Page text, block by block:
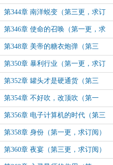
订阅）
第344章 南洋蜕变（第三更，求订
阅）
第346章 使命的召唤（第一更，求
订阅）
第348章 美帝的糖衣炮弹（第三
更，求订阅）
第350章 暴利行业（第一更，求订
阅）
第352章 罐头才是硬通货（第三
更，求订阅）
第354章 不好吹，改顶吹（第一
更，求订阅）
第356章 电子计算机的时代（第三
更，求订阅）
第358章 身份（第一更，求订阅）
第360章 夜宴（第三更，求订阅）